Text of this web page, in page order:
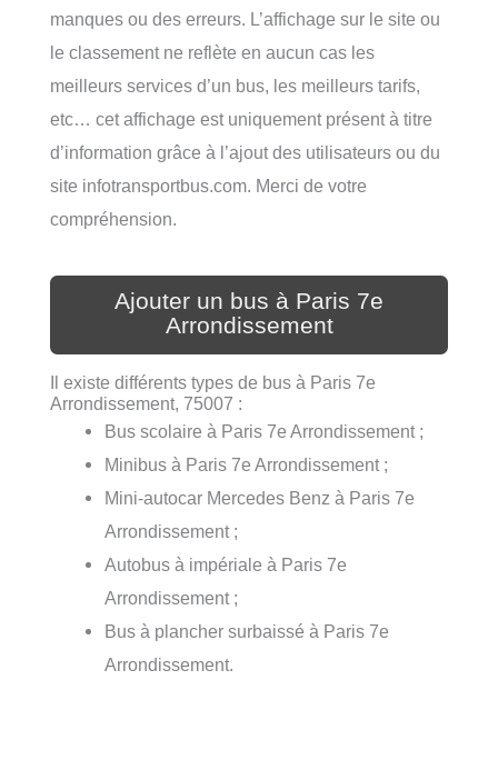
manques ou des erreurs. L’affichage sur le site ou
le classement ne reflète en aucun cas les
meilleurs services d’un bus, les meilleurs tarifs,
etc… cet affichage est uniquement présent à titre
d’information grâce à l’ajout des utilisateurs ou du
site infotransportbus.com. Merci de votre
compréhension.
Ajouter un bus à Paris 7e
Arrondissement
Il existe différents types de bus à Paris 7e
Arrondissement, 75007 :
Bus scolaire à Paris 7e Arrondissement ;
Minibus à Paris 7e Arrondissement ;
Mini-autocar Mercedes Benz à Paris 7e
Arrondissement ;
Autobus à impériale à Paris 7e
Arrondissement ;
Bus à plancher surbaissé à Paris 7e
Arrondissement.